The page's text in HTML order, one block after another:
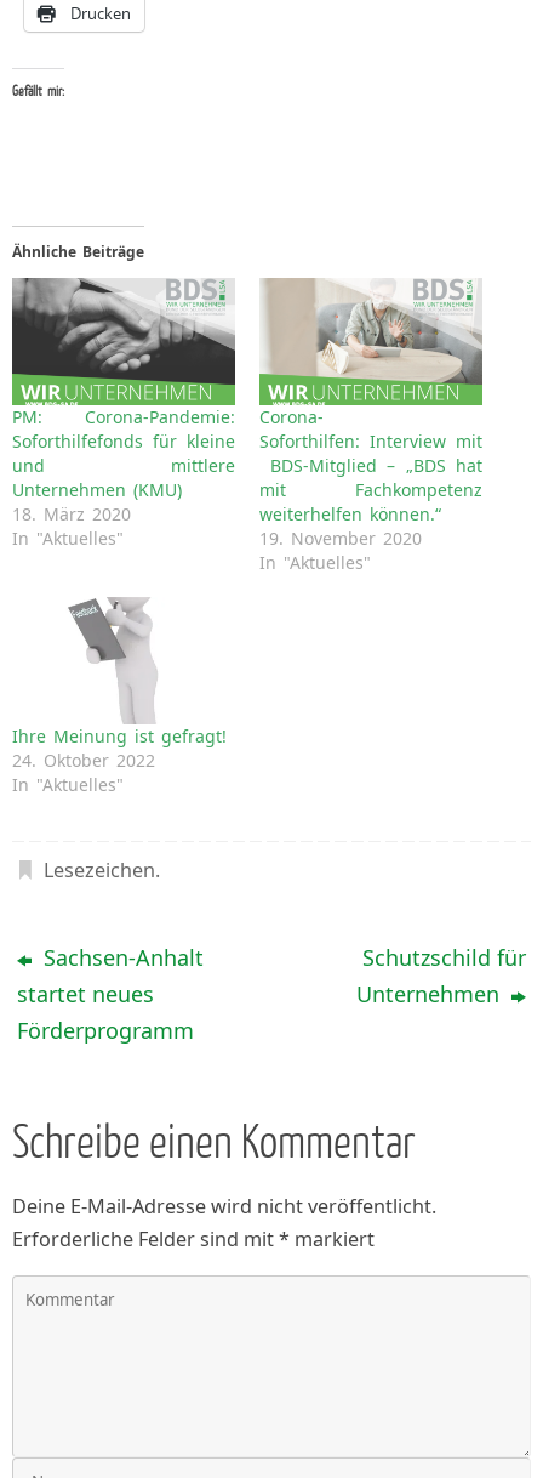
Drucken
Gefällt mir:
Ähnliche Beiträge
PM: Corona-Pandemie:
Soforthilfefonds für kleine
und mittlere
Unternehmen (KMU)
18. März 2020
In "Aktuelles"
Corona-
Soforthilfen: Interview mit
BDS-Mitglied – „BDS hat
mit Fachkompetenz
weiterhelfen können.“
19. November 2020
In "Aktuelles"
Ihre Meinung ist gefragt!
24. Oktober 2022
In "Aktuelles"
Lesezeichen.
Sachsen-Anhalt
startet neues
Förderprogramm
Schutzschild für
Unternehmen
Schreibe einen Kommentar
Deine E-Mail-Adresse wird nicht veröffentlicht.
Erforderliche Felder sind mit* markiert